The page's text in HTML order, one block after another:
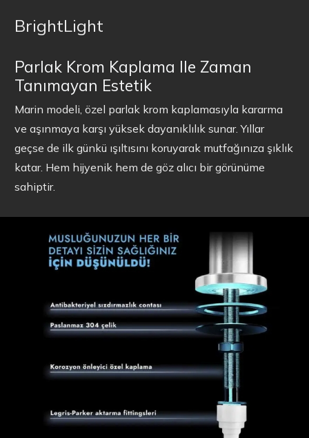
BrightLight
Parlak Krom Kaplama Ile Zaman
Tanımayan Estetik
Marin modeli, özel parlak krom kaplamasıyla kararma
ve aşınmaya karşı yüksek dayanıklılık sunar. Yıllar
geçse de ilk günkü ışıltısını koruyarak mutfağınıza şıklık
katar. Hem hijyenik hem de göz alıcı bir görünüme
sahiptir.